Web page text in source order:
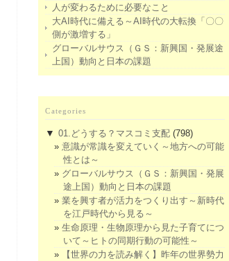
人が変わるために必要なこと
大AI時代に備える～AI時代の大転換「〇〇
側が激増する」
グローバルサウス（ＧＳ：新興国・発展途
上国）動向と日本の課題
Categories
▼ 01.どうする？マスコミ支配 (798)
意識が常識を変えていく～地方への可能
性とは～
グローバルサウス（ＧＳ：新興国・発展
途上国）動向と日本の課題
業を興す者が活力をつくり出す～新時代
を江戸時代から見る～
生命原理・生物原理から見た子育てにつ
いて～ヒトの同期行動の可能性～
【世界の力を読み解く】昨年の世界勢力